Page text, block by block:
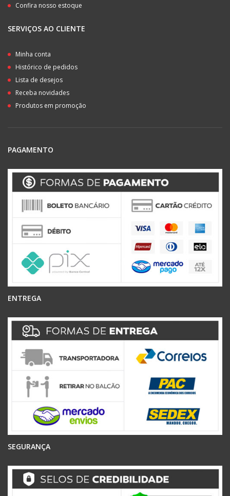
Confira nosso estoque
SERVIÇOS AO CLIENTE
Minha conta
Histórico de pedidos
Lista de desejos
Receba novidades
Produtos em promoção
PAGAMENTO
ENTREGA
SEGURANÇA